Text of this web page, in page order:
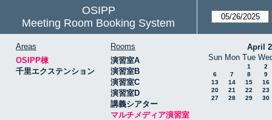
OSIPP
Meeting Room Booking System
Areas
OSIPP棟
千里エクステンション
Rooms
演習室A
演習室B
演習室C
演習室D
講義シアター
マルチメディア演習室
April
Sun Mon Tue
1
2
6
7 8
9
13
14 15
16
20
21 22
23
27
28 29 30